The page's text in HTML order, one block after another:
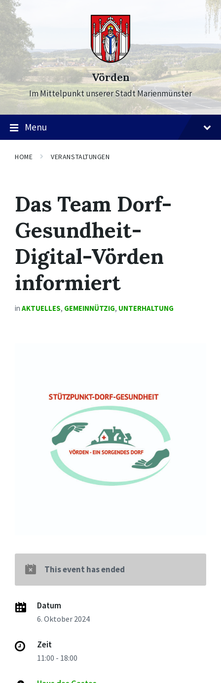
Skip
to
content
Skip
to
main
navigation
Skip
to
footer
Vörden
Im Mittelpunkt unserer Stadt Marienmünster
Menu
HOME VERANSTALTUNGEN
Das Team Dorf-
Gesundheit-
Digital-Vörden
informiert
in AKTUELLES, GEMEINNÜTZIG, UNTERHALTUNG
This event has ended
Datum
6. Oktober 2024
Zeit
11:00 - 18:00